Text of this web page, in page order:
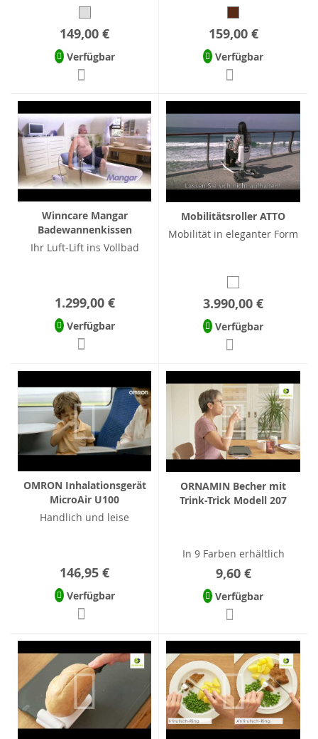
149,00 €
Verfügbar
159,00 €
Verfügbar
Winncare Mangar
Badewannenkissen
Ihr Luft-Lift ins Vollbad
1.299,00 €
Verfügbar
Mobilitätsroller ATTO
Mobilität in eleganter Form
3.990,00 €
Verfügbar
OMRON Inhalationsgerät
MicroAir U100
Handlich und leise
146,95 €
Verfügbar
ORNAMIN Becher mit
Trink-Trick Modell 207
In 9 Farben erhältlich
9,60 €
Verfügbar